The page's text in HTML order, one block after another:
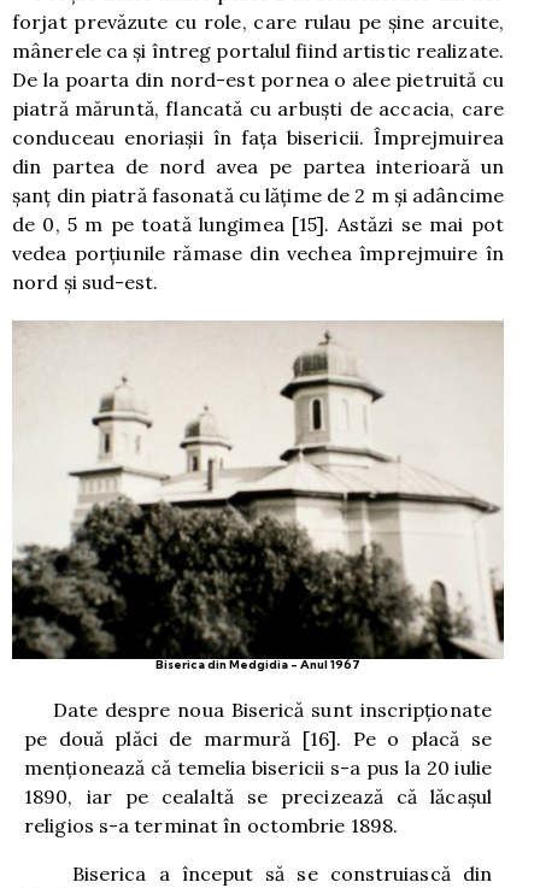
forjat prevăzute cu role, care rulau pe şine arcuite,
mânerele ca şi întreg portalul fiind artistic realizate.
De la poarta din nord-est pornea o alee pietruită cu
piatră măruntă, flancată cu arbuşti de accacia, care
conduceau enoriaşii în faţa bisericii. Împrejmuirea
din partea de nord avea pe partea interioară un
şanţ din piatră fasonată cu lăţime de 2 m şi adâncime
de 0, 5 m pe toată lungimea [15]. Astăzi se mai pot
vedea porţiunile rămase din vechea împrejmuire în
nord şi sud-est.
Biserica din Medgidia - Anul 1967
Date despre noua Biserică sunt inscripţionate
pe două plăci de marmură [16]. Pe o placă se
menţionează că temelia bisericii s-a pus la 20 iulie
1890, iar pe cealaltă se precizează că lăcaşul
religios s-a terminat în octombrie 1898.
Biserica a început să se construiască din